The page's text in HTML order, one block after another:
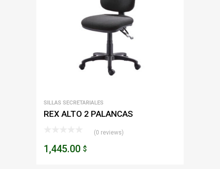
SILLAS SECRETARIALES
REX ALTO 2 PALANCAS
(0 reviews)
1,445.00 $